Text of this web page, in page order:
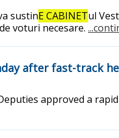
sustinE CABINETul
voturi necesare.
after fast-track
approved a